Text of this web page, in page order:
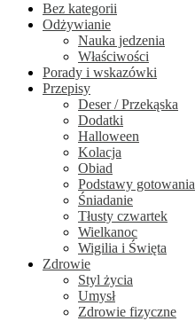
Bez kategorii
Odżywianie
Nauka jedzenia
Właściwości
Porady i wskazówki
Przepisy
Deser / Przekąska
Dodatki
Halloween
Kolacja
Obiad
Podstawy gotowania
Śniadanie
Tłusty czwartek
Wielkanoc
Wigilia i Święta
Zdrowie
Styl życia
Umysł
Zdrowie fizyczne